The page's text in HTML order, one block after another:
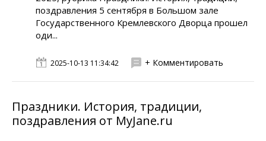
поздравления 5 сентября в Большом зале
Государственного Кремлевского Дворца прошел
оди...
2025-10-13 11:34:42 + Комментировать
Праздники. История, традиции,
поздравления от MyJane.ru